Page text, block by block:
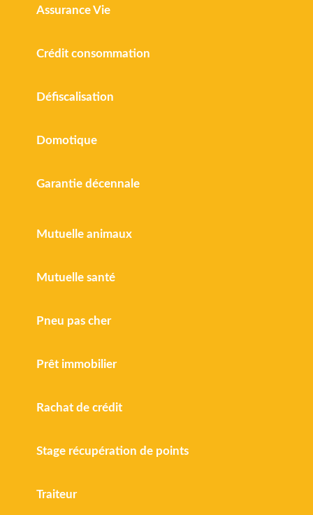
Assurance Vie
Crédit consommation
Défiscalisation
Domotique
Garantie décennale
Mutuelle animaux
Mutuelle santé
Pneu pas cher
Prêt immobilier
Rachat de crédit
Stage récupération de points
Traiteur